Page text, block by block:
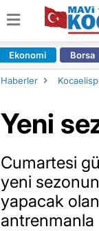
Ekonomi Borsa
Haberler
Yeni
Cumartesi
yeni
yapacak olan